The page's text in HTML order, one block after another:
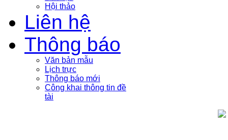
Hội thảo
Liên hệ
Thông báo
Văn bản mẫu
Lịch trực
Thông báo mới
Công khai thông tin đề
tài